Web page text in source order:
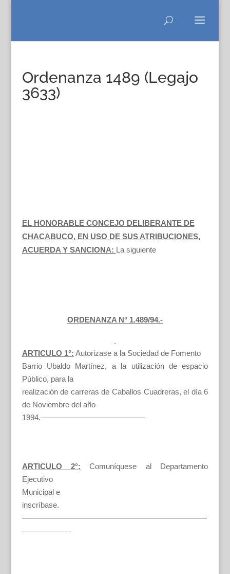
Ordenanza 1489 (Legajo
3633)
EL HONORABLE CONCEJO DELIBERANTE DE
CHACABUCO, EN USO DE SUS ATRIBUCIONES,
ACUERDA Y SANCIONA: La siguiente
ORDENANZA N° 1.489/94.-
ARTICULO 1°: Autorizase a la Sociedad de Fomento
Barrio Ubaldo Martínez, a la utilización de espacio
Público, para la
realización de carreras de Caballos Cuadreras, el día 6
de Noviembre del año
1994.—————————————–
ARTICULO 2°: Comuníquese al Departamento
Ejecutivo
Municipal e
inscríbase.
————————————————————————
——————-